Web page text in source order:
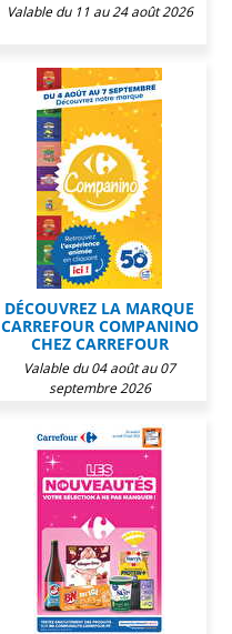
Valable du 11 au 24 août 2026
DÉCOUVREZ LA MARQUE
CARREFOUR COMPANINO
CHEZ CARREFOUR
Valable du 04 août au 07
septembre 2026